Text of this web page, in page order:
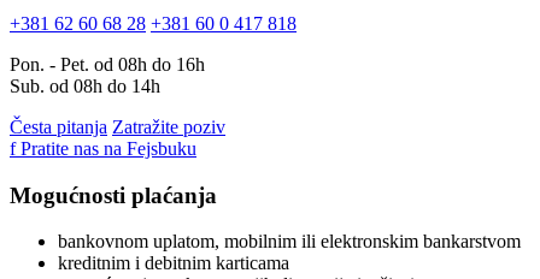
+381 62 60 68 28 +381 60 0 417 818
Pon. - Pet. od 08h do 16h
Sub. od 08h do 14h
Česta pitanja Zatražite poziv
f Pratite nas na Fejsbuku
Mogućnosti plaćanja
bankovnom uplatom, mobilnim ili elektronskim bankarstvom
kreditnim i debitnim karticama